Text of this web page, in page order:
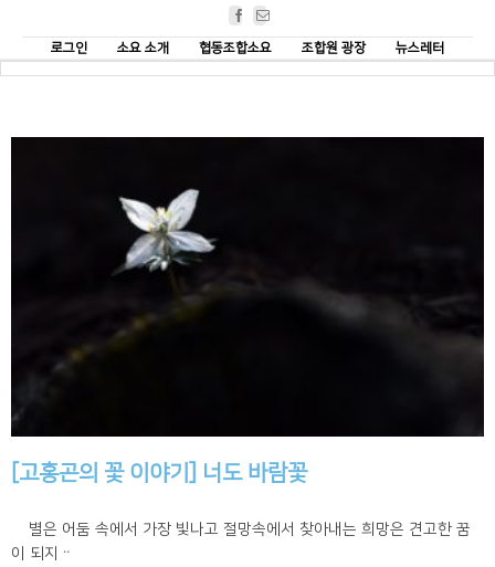
Facebook
로그인
소요 소개 협동조합소요 조합원 광장 뉴스레터
[고홍곤의 꽃 이야기] 너도 바람꽃
별은 어둠 속에서 가장 빛나고 절망속에서 찾아내는 희망은 견고한 꿈
이 되지ᆢ